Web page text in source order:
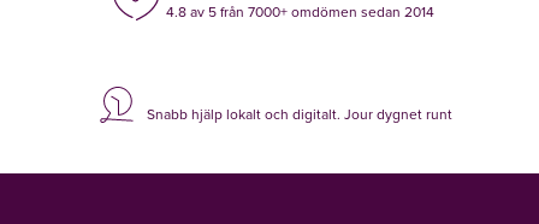
4.8 av 5 från 7000+ omdömen sedan 2014
Snabb hjälp lokalt och digitalt. Jour dygnet runt